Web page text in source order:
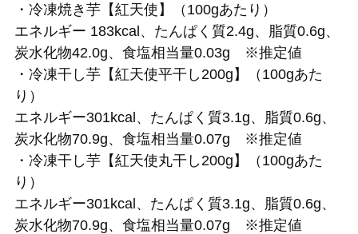
・冷凍焼き芋【紅天使】（100gあたり）
エネルギー 183kcal、たんぱく質2.4g、脂質0.6g、
炭水化物42.0g、食塩相当量0.03g ※推定値
・冷凍干し芋【紅天使平干し200g】（100gあた
り）
エネルギー301kcal、たんぱく質3.1g、脂質0.6g、
炭水化物70.9g、食塩相当量0.07g ※推定値
・冷凍干し芋【紅天使丸干し200g】（100gあた
り）
エネルギー301kcal、たんぱく質3.1g、脂質0.6g、
炭水化物70.9g、食塩相当量0.07g ※推定値